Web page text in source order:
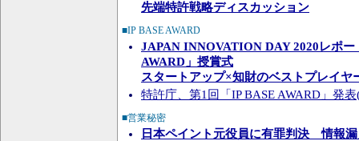
先端特許戦略ディスカッション
■IP BASE AWARD
JAPAN INNOVATION DAY 2020レポー
AWARD」授賞式
スタートアップ×知財のベストプレイヤ
特許庁、第1回「IP BASE AWARD」発
■営業秘密
日本ペイント元役員に有罪判決 情報